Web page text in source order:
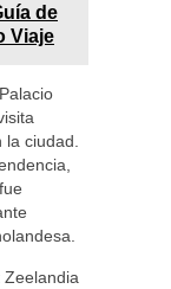
de
Viaje
ciudad.